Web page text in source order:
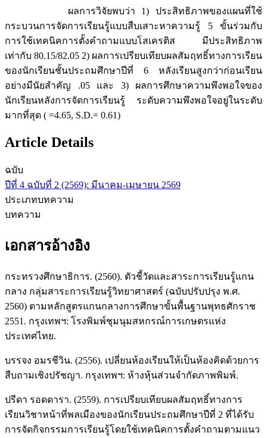
ผลการวิจัยพบว่า 1) ประสิทธิภาพของแผนที่ใช้
กระบวนการจัดการเรียนรู้แบบสืบเสาะหาความรู้ 5 ขั้นร่วมกับ
การใช้เทคนิคการตั้งคำถามแบบโสเครติส มีประสิทธิภาพ
เท่ากับ 80.15/82.05 2) ผลการเปรียบเทียบผลสัมฤทธิ์ทางการเรียน
ของนักเรียนชั้นประถมศึกษาปีที่ 6 หลังเรียนสูงกว่าก่อนเรียน
อย่างมีนัยสำคัญ .05 และ 3) ผลการศึกษาความพึงพอใจของ
นักเรียนหลังการจัดการเรียนรู้ ระดับความพึงพอใจอยู่ในระดับ
มากที่สุด ( =4.65, S.D.= 0.61)
Article Details
ฉบับ
ปีที่ 4 ฉบับที่ 2 (2569): มีนาคม-เมษายน 2569
ประเภทบทความ
บทความ
เอกสารอ้างอิง
กระทรวงศึกษาธิการ. (2560). ตัวชี้วัดและสาระการเรียนรู้แกน
กลาง กลุ่มสาระการเรียนรู้วิทยาศาสตร์ (ฉบับปรับปรุง พ.ศ.
2560) ตามหลักสูตรแกนกลางการศึกษาขั้นพื้นฐานพุทธศักราช
2551. กรุงเทพฯ: โรงพิมพ์ชุมนุมสหกรณ์การเกษตรแห่ง
ประเทศไทย.
บรรจง อมรชีวิน. (2556). เปลี่ยนห้องเรียนให้เป็นห้องคิดด้วยการ
สืบถามเชิงปรัชญา. กรุงเทพฯ: ห้างหุ้นส่วนจำกัดภาพพิมพ์.
ปรีดา รอดดารา. (2559). การเปรียบเทียบผลสัมฤทธิ์ทางการ
เรียนวิชาหน้าที่พลเมืองของนักเรียนประถมศึกษาปีที่ 2 ที่ได้รับ
การจัดกิจกรรมการเรียนรู้โดยใช้เทคนิคการตั้งคำถามตามแนว